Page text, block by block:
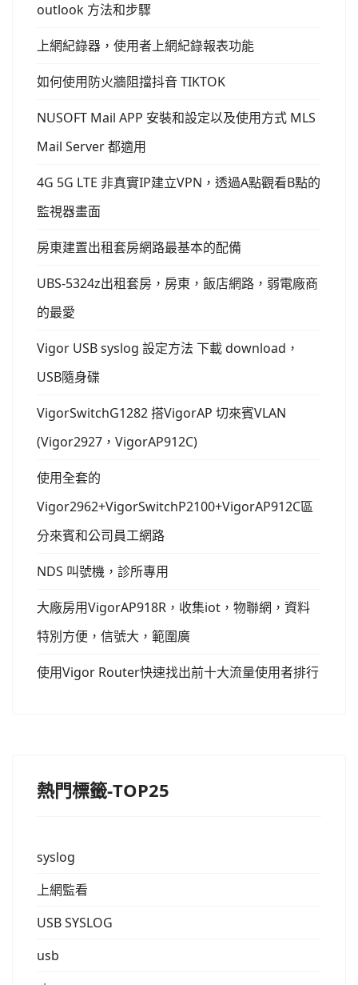
outlook 方法和步驟
上網紀錄器，使用者上網紀錄報表功能
如何使用防火牆阻擋抖音 TIKTOK
NUSOFT Mail APP 安裝和設定以及使用方式 MLS
Mail Server 都適用
4G 5G LTE 非真實IP建立VPN，透過A點觀看B點的
監視器畫面
房東建置出租套房網路最基本的配備
UBS-5324z出租套房，房東，飯店網路，弱電廠商
的最愛
Vigor USB syslog 設定方法 下載 download，
USB隨身碟
VigorSwitchG1282 搭VigorAP 切來賓VLAN
(Vigor2927，VigorAP912C)
使用全套的
Vigor2962+VigorSwitchP2100+VigorAP912C區
分來賓和公司員工網路
NDS 叫號機，診所專用
大廠房用VigorAP918R，收集iot，物聯網，資料
特別方便，信號大，範圍廣
使用Vigor Router快速找出前十大流量使用者排行
熱門標籤-TOP25
syslog
上網監看
USB SYSLOG
usb